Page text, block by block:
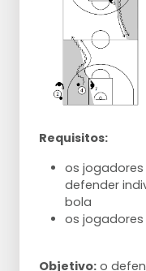
Requisitos:
os
defender
bola
os
Objetivo: o